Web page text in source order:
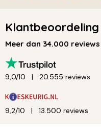
Klantbeoordeling
Meer dan 34.000 reviews
9,0/10 20.555 reviews
9,2/10 13.500 reviews